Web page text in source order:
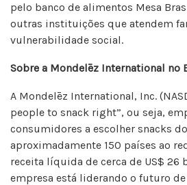
pelo banco de alimentos Mesa
outras instituições que atendem
vulnerabilidade social.
Sobre a Mondelēz International no
A Mondelēz International, Inc.
people to snack right”, ou seja,
consumidores a escolher snacks
aproximadamente 150 países ao
receita líquida de cerca de US$ 26
empresa está liderando o futuro